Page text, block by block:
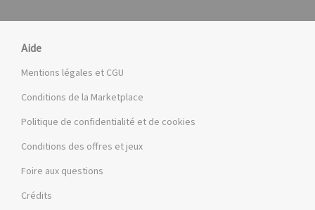
Aide
Mentions légales et CGU
Conditions de la Marketplace
Politique de confidentialité et de cookies
Conditions des offres et jeux
Foire aux questions
Crédits